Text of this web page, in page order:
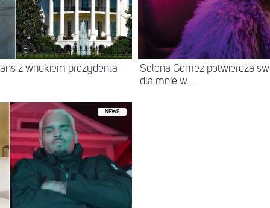
z wnukiem prezydenta
Selena Gomez potwierdza
dla mnie w...
NEWS